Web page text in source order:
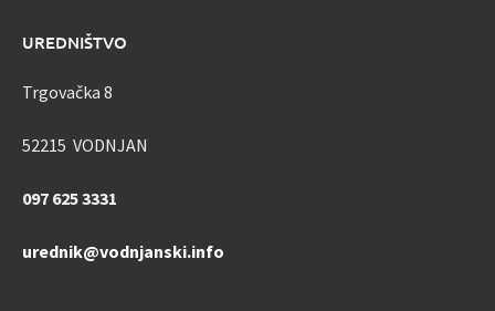
UREDNIŠTVO
Trgovačka 8
52215 VODNJAN
097 625 3331
urednik@vodnjanski.info